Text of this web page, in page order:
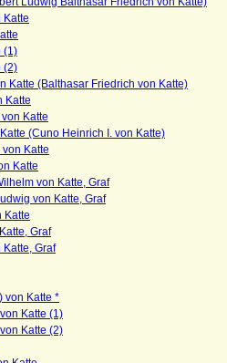
Katte
(1)
(2)
Katte (Balthasar Friedrich von Katte)
Katte
Katte
(Cuno Heinrich I. von Katte)
Katte
Katte
von Katte, Graf
von Katte, Graf
Katte
Graf
Graf
von Katte *
Katte (1)
Katte (2)